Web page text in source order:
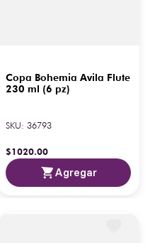
Copa Bohemia Avila Flute
230 ml (6 pz)
SKU: 36793
$1020.00
Agregar